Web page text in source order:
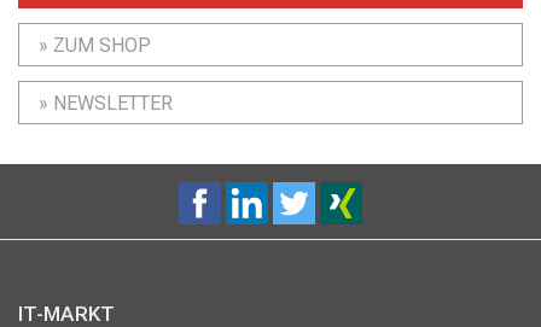
» ZUM SHOP
» NEWSLETTER
IT-MARKT